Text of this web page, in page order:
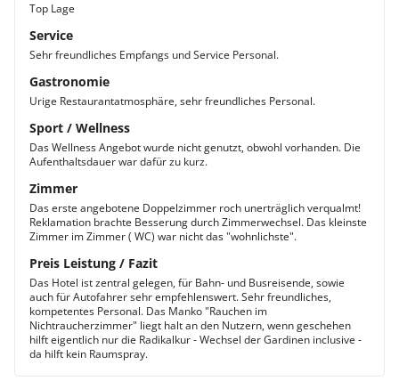
Top Lage
Service
Sehr freundliches Empfangs und Service Personal.
Gastronomie
Urige Restaurantatmosphäre, sehr freundliches Personal.
Sport / Wellness
Das Wellness Angebot wurde nicht genutzt, obwohl vorhanden. Die
Aufenthaltsdauer war dafür zu kurz.
Zimmer
Das erste angebotene Doppelzimmer roch unerträglich verqualmt!
Reklamation brachte Besserung durch Zimmerwechsel. Das kleinste
Zimmer im Zimmer ( WC) war nicht das "wohnlichste".
Preis Leistung / Fazit
Das Hotel ist zentral gelegen, für Bahn- und Busreisende, sowie
auch für Autofahrer sehr empfehlenswert. Sehr freundliches,
kompetentes Personal. Das Manko "Rauchen im
Nichtraucherzimmer" liegt halt an den Nutzern, wenn geschehen
hilft eigentlich nur die Radikalkur - Wechsel der Gardinen inclusive -
da hilft kein Raumspray.